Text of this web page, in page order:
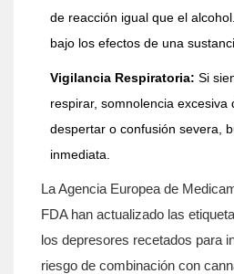
de reacción igual que el
bajo los efectos de una
Vigilancia Respiratoria: Si
respirar, somnolencia excesiva
despertar o confusión severa,
inmediata.
La Agencia Europea de
FDA han actualizado las
los depresores recetados para
riesgo de combinación con